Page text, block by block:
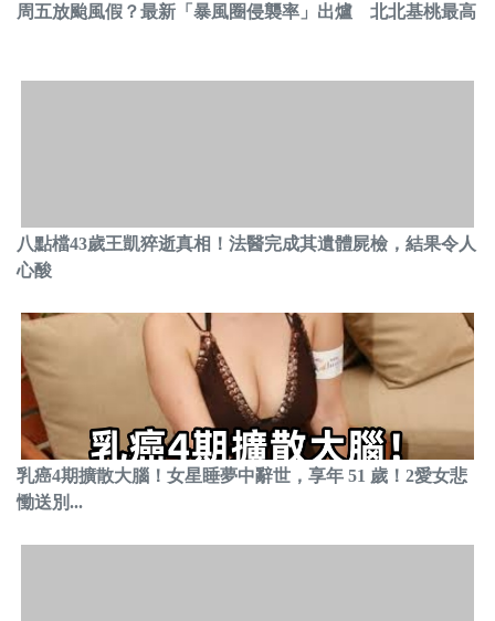
周五放颱風假？最新「暴風圈侵襲率」出爐 北北基桃最高
八點檔43歲王凱猝逝真相！法醫完成其遺體屍檢，結果令人
心酸
乳癌4期擴散大腦！女星睡夢中辭世，享年 51 歲！2愛女悲
慟送別...